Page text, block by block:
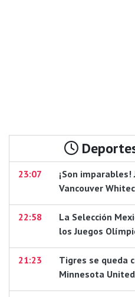
23:07
¡Son
Vancouver
22:58
La Selección
los Juegos
21:23
Tigres se queda
Minnesota